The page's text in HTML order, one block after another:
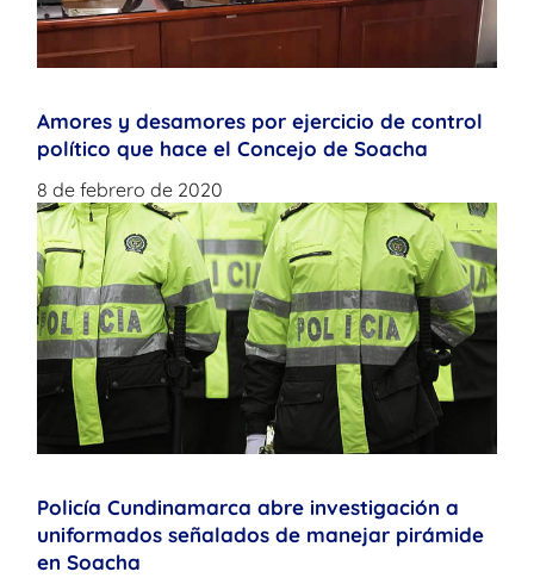
Amores y desamores por ejercicio de control
político que hace el Concejo de Soacha
8 de febrero de 2020
Policía Cundinamarca abre investigación a
uniformados señalados de manejar pirámide
en Soacha